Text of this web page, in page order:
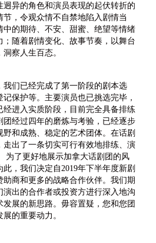
迥异的角色和演员表现的起伏转折的
，令观众情不自禁地陷入剧情当
中的期待、不安、甜蜜、绝望等情绪
随着剧情变化、故事节奏，以舞台
察人生百态。
我们已经完成了第一阶段的剧本选
保护等。主要演员也已挑选完毕，
进入实质阶段，目前完全具备排练
团经过四年的磨炼与考验，已经逐步
和成熟、稳定的艺术团体。在话剧
走出了一条切实可行有效地排练、演
为了更好地展示加拿大话剧团的风
，我们决定自2019年下半年度新剧
商和更多的战略合作伙伴。我们期
出的合作者或投资方进行深入地沟
展的新思路。毋容置疑，您和您团
的重要动力。